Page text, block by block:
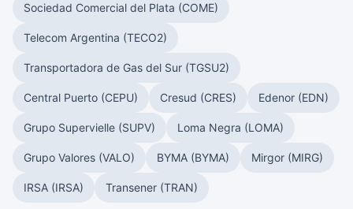
Sociedad Comercial del Plata (COME)
Telecom Argentina (TECO2)
Transportadora de Gas del Sur (TGSU2)
Central Puerto (CEPU) Cresud (CRES) Edenor (EDN)
Grupo Supervielle (SUPV) Loma Negra (LOMA)
Grupo Valores (VALO) BYMA (BYMA) Mirgor (MIRG)
IRSA (IRSA) Transener (TRAN)